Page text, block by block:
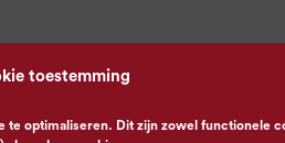
toestemming
optimaliseren. Dit zijn zowel functionele